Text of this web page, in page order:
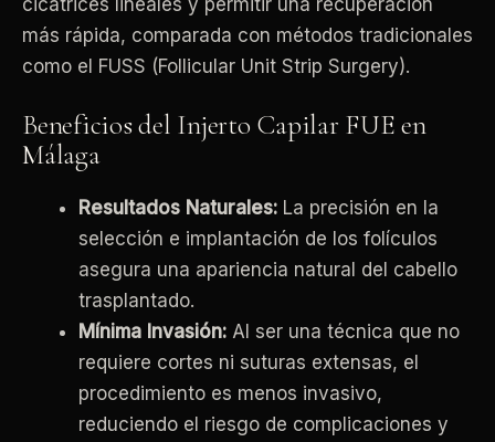
cicatrices lineales y permitir una recuperación
más rápida, comparada con métodos tradicionales
como el FUSS (Follicular Unit Strip Surgery).
Beneficios del Injerto Capilar FUE en
Málaga
Resultados Naturales: La precisión en la
selección e implantación de los folículos
asegura una apariencia natural del cabello
trasplantado.
Mínima Invasión: Al ser una técnica que no
requiere cortes ni suturas extensas, el
procedimiento es menos invasivo,
reduciendo el riesgo de complicaciones y